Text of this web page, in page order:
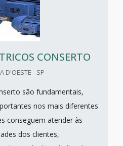
CONSERTO
D'OESTE - SP
são fundamentais,
nos mais diferentes
conseguem atender às
dos clientes,